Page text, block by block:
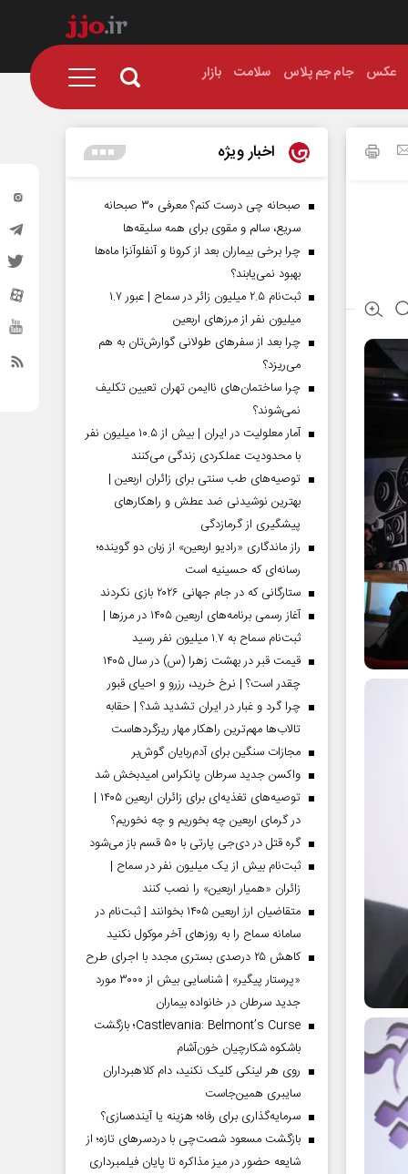
عکس جام جم پلاس سلامت بازار
اخبار ویژه
صبحانه چی درست کنم؟ معرفی ۳۰ صبحانه
سریع، سالم و مقوی برای همه سلیقه‌ها
چرا برخی بیماران بعد از کرونا و آنفلوآنزا ماه‌ها
بهبود نمی‌یابند؟
ثبت‌نام ۲.۵ میلیون زائر در سماح | عبور ۱.۷
میلیون نفر از مرز‌های اربعین
چرا بعد از سفرهای طولانی گوارش‌تان به هم
می‌ریزد؟
چرا ساختمان‌های ناایمن تهران تعیین تکلیف
نمی‌شوند؟
آمار معلولیت در ایران | بیش از ۱۰.۵ میلیون نفر
با محدودیت عملکردی زندگی می‌کنند
توصیه‌های طب سنتی برای زائران اربعین |
بهترین نوشیدنی ضد عطش و راهکارهای
پیشگیری از گرمازدگی
راز ماندگاری «رادیو اربعین» از زبان دو گوینده؛
رسانه‌ای که حسینیه است
ستارگانی که در جام جهانی ۲۰۲۶ بازی نکردند
آغاز رسمی برنامه‌های اربعین ۱۴۰۵ در مرز‌ها |
ثبت‌نام سماح به ۱.۷ میلیون نفر رسید
قیمت قبر در بهشت زهرا (س) در سال ۱۴۰۵
چقدر است؟ | نرخ خرید، رزرو و احیای قبور
چرا گرد و غبار در ایران تشدید شد؟ | حقابه
تالاب‌ها مهم‌ترین راهکار مهار ریزگردهاست
مجازات سنگین برای آدم‌ربایان گوش‌بر
واکسن جدید سرطان پانکراس امیدبخش شد
توصیه‌های تغذیه‌ای برای زائران اربعین ۱۴۰۵ |
در گرمای اربعین چه بخوریم و چه نخوریم؟
گره قتل در دی‌جی پارتی با ۵۰ قسم باز می‌شود
ثبت‌نام بیش از یک میلیون نفر در سماح |
زائران «همیار اربعین» را نصب کنند
متقاضیان ارز اربعین ۱۴۰۵ بخوانند | ثبت‌نام در
سامانه سماح را به روز‌های آخر موکول نکنید
کاهش ۲۵ درصدی بستری مجدد با اجرای طرح
«پرستار پیگیر» | شناسایی بیش از ۳۰۰۰ مورد
جدید سرطان در خانواده بیماران
Castlevania: Belmont’s Curse؛ بازگشت
باشکوه شکارچیان خون‌آشام
روی هر لینکی کلیک نکنید، دام کلاهبرداران
سایبری همین‌جاست
سرمایه‌گذاری برای رفاه؛ هزینه یا آینده‌سازی؟
بازگشت مسعود شصت‌چی با دردسر‌های تازه؛ از
شایعه حضور در میز مذاکره تا پایان فیلمبرداری